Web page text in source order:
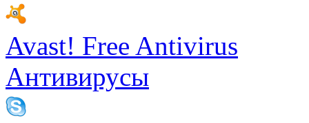
Avast! Free Antivirus
Антивирусы